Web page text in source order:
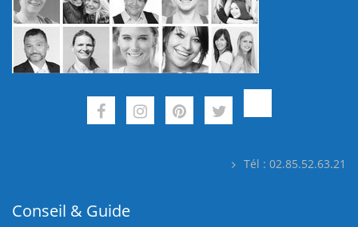
Tél : 02.85.52.63.21
Conseil & Guide